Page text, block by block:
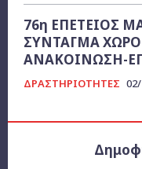
76η ΕΠΕΤΕΙΟΣ
ΣΥΝΤΑΓΜΑ
ΑΝΑΚΟΙΝΩΣΗ-
ΔΡΑΣΤΗΡΙΟΤΗΤΕΣ